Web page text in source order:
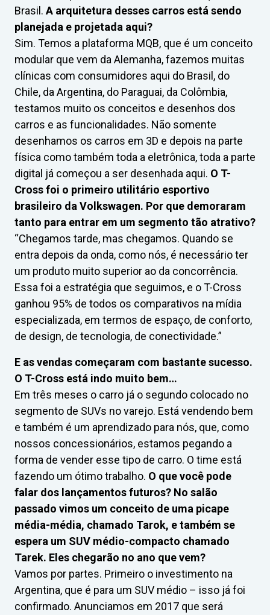
Brasil. A arquitetura desses carros está sendo
planejada e projetada aqui?
Sim. Temos a plataforma MQB, que é um conceito
modular que vem da Alemanha, fazemos muitas
clínicas com consumidores aqui do Brasil, do
Chile, da Argentina, do Paraguai, da Colômbia,
testamos muito os conceitos e desenhos dos
carros e as funcionalidades. Não somente
desenhamos os carros em 3D e depois na parte
física como também toda a eletrônica, toda a parte
digital já começou a ser desenhada aqui. O T-
Cross foi o primeiro utilitário esportivo
brasileiro da Volkswagen. Por que demoraram
tanto para entrar em um segmento tão atrativo?
“Chegamos tarde, mas chegamos. Quando se
entra depois da onda, como nós, é necessário ter
um produto muito superior ao da concorrência.
Essa foi a estratégia que seguimos, e o T-Cross
ganhou 95% de todos os comparativos na mídia
especializada, em termos de espaço, de conforto,
de design, de tecnologia, de conectividade.”
E as vendas começaram com bastante sucesso.
O T-Cross está indo muito bem…
Em três meses o carro já o segundo colocado no
segmento de SUVs no varejo. Está vendendo bem
e também é um aprendizado para nós, que, como
nossos concessionários, estamos pegando a
forma de vender esse tipo de carro. O time está
fazendo um ótimo trabalho. O que você pode
falar dos lançamentos futuros? No salão
passado vimos um conceito de uma picape
média-média, chamado Tarok, e também se
espera um SUV médio-compacto chamado
Tarek. Eles chegarão no ano que vem?
Vamos por partes. Primeiro o investimento na
Argentina, que é para um SUV médio – isso já foi
confirmado. Anunciamos em 2017 que será